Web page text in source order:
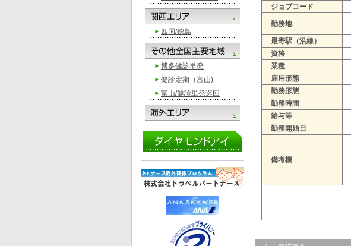
ジョブコード
勤務地
最寄駅（沿線）
資格
業種
雇用形態
勤務形態
勤務時間
給与等
勤務開始日
備考欄
四国/徳島
博多健診単発
健診定期（富山)
富山/健診単発巡回